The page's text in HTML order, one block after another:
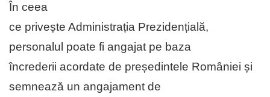
În ceea
ce privește Administrația Prezidențială,
personalul poate fi angajat pe baza
încrederii acordate de președintele României și
semnează un angajament de